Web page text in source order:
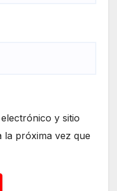
y sitio
la próxima vez que